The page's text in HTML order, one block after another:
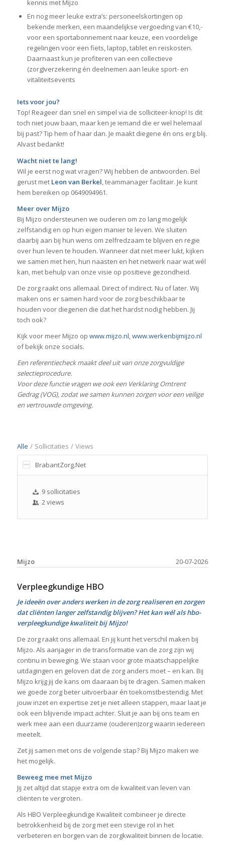
kennis met Mijzo
En nog meer leuke extra’s: personeelskortingen op
bekende merken, een maandelijkse vergoeding van €10,-
voor een sportabonnement naar keuze, een voordelige
regelingen voor een fiets, laptop, tablet en reiskosten.
Daarnaast kun je profiteren van een collectieve
(zorg)verzekering én deelnemen aan leuke sport- en
vitaliteitsevents
Iets voor jou?
Top! Reageer dan snel en simpel via de solliciteer-knop! Is dit
toch niet jouw baan, maar ken je iemand die er wel helemaal
bij past? Tip hem of haar dan. Je maakt diegene én ons erg blij.
Alvast bedankt!
Wacht niet te lang!
Wil je eerst nog wat vragen? Wij hebben de antwoorden. Bel
gerust met Leon van Berkel , teammanager facilitair. Je kunt
hem bereiken op 0649094961.
Meer over Mijzo
Bij Mijzo ondersteunen we ouderen om zo lang mogelijk
zelfstandig en op hun eigen manier te leven. We sluiten
daarbij aan bij hun wens om zelfredzaam te blijven en regie
over hun leven te houden. Wanneer dat niet meer lukt, kijken
we samen met hen, hun naasten en het netwerk naar wat wél
kan, met behulp van onze visie op positieve gezondheid.
De zorg raakt ons allemaal. Direct of indirect. Nu of later. Wij
maken ons er samen hard voor de zorg beschikbaar te
houden voor diegenen die dat het hardst nodig hebben. Jij
toch ook?
Kijk voor meer Mijzo op www.mijzo.nl,www.werkenbijmijzo.nl
of bekijk onze socials.
Een referentiecheck maakt deel uit van onze zorgvuldige
selectieprocedure.
Voor deze functie vragen we ook een Verklaring Omtrent
Gedrag (VOG), zodat we samen kunnen zorgen voor een veilige
en vertrouwde omgeving.
Alle / Sollicitaties / Views
BrabantZorg.Net
9 sollicitaties
2 views
20-07-2026
Mijzo
Verpleegkundige HBO
Je ideeën over anders werken in de zorg realiseren en zorgen
dat cliënten langer zelfstandig blijven? Het kan wél als hbo-
verpleegkundige kwaliteit bij Mijzo!
De zorg raakt ons allemaal. En jij kunt het verschil maken bij
Mijzo. Als aanjager in de transformatie van de zorg zijn wij
continu in beweging. We staan voor grote maatschappelijke
uitdagingen en geloven dat de zorg anders moet – en kan. Bij
Mijzo krijg jij de kans om daaraan bij te dragen. Samen maken
we goede zorg beter uitvoerbaar én toekomstbestendig. Met
jouw inzet en expertise zet je niet alleen stappen, maar laat je
ook een blijvende impact achter. Sluit je aan bij ons team en
werk mee aan een duurzame (ouderen)zorg waarin iedereen
meetelt.
Zet jij samen met ons de volgende stap? Bij Mijzo maken we
het mogelijk.
Beweeg mee met Mijzo
Jij zet altijd dat stapje extra om de kwaliteit van leven van
cliënten te vergroten.
Als HBO Verpleegkundige Kwaliteit combineer je directe
betrokkenheid bij de zorg met een stevige rol in het
verbeteren en borgen van de zorgkwaliteit binnen de locatie.